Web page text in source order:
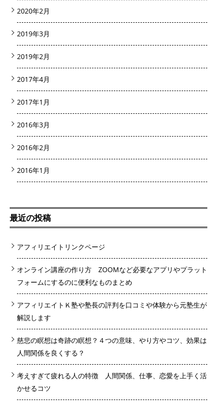
2020年2月
2019年3月
2019年2月
2017年4月
2017年1月
2016年3月
2016年2月
2016年1月
最近の投稿
アフィリエイトリンクページ
オンライン講座の作り方 ZOOMなど必要なアプリやプラット
フォームにするのに便利なものまとめ
アフィリエイトＫ塾や塾長の評判を口コミや体験から元塾生が
解説します
慈悲の瞑想は奇跡の瞑想？４つの意味、やり方やコツ、効果は
人間関係を良くする？
考えすぎて疲れる人の特徴 人間関係、仕事、恋愛を上手く活
かせるコツ